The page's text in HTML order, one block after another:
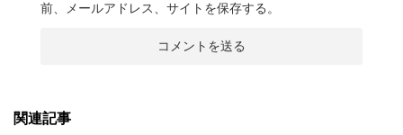
前、メールアドレス、サイトを保存する。
関連記事